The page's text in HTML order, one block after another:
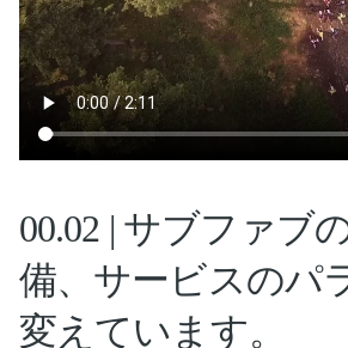
00.02 | サブファブ
備、サービスのパ
変えています。